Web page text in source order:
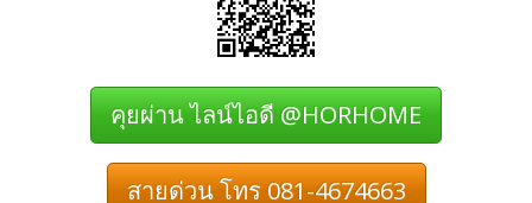
คุยผ่าน ไลน์ไอดี @HORHOME
สายด่วน โทร 081-4674663